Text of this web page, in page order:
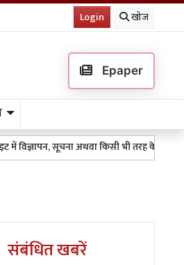
Login खोज
Epaper
अथवा किसी भी तरह के प्रकाशन के लिए
संबंधित खबरें